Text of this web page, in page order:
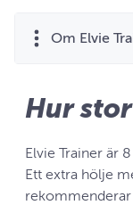
Om Elvie
Hur
Elvie Trainer är
Ett extra hölje
rekommenderar